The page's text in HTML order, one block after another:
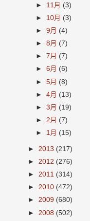
► 11月 (3)
► 10月 (3)
►9月 (4)
►8月 (7)
►7月 (7)
►6月 (6)
►5月 (8)
►4月 (13)
►3月 (19)
► 2月 (7)
► 1月 (15)
► 2013 (217)
► 2012 (276)
► 2011 (314)
► 2010 (472)
► 2009 (680)
► 2008 (502)